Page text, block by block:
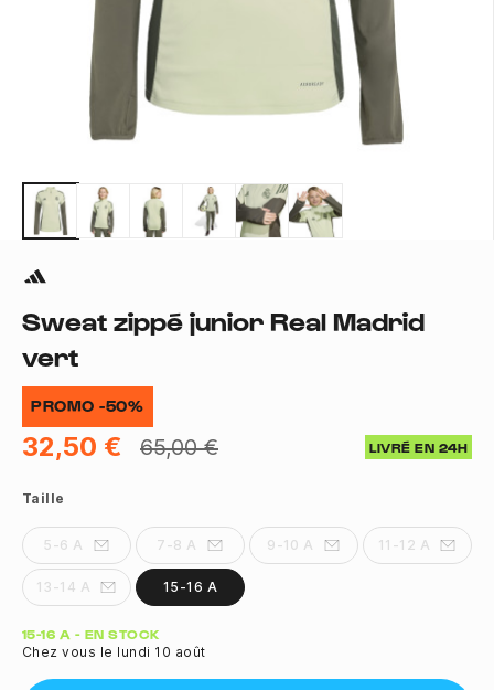
Sweat zippé junior Real Madrid
vert
PROMO -50%
32,50 € 65,00 € LIVRÉ EN 24H
Taille
5-6 A 7-8 A 9-10 A 11-12 A
13-14 A 15-16 A
Quantité
15-16 A - EN STOCK
Chez vous le lundi 10 août